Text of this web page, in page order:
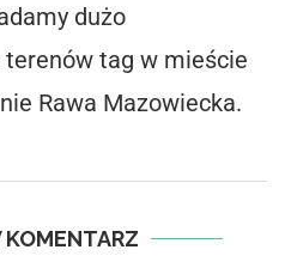
dużo
tag w mieście
Rawa Mazowiecka.